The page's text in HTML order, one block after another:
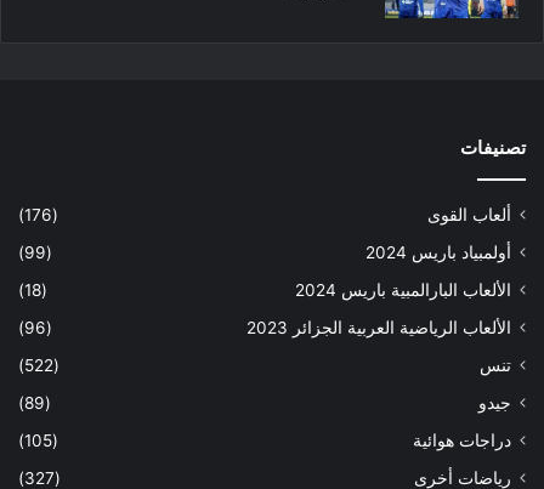
تصنيفات
ألعاب القوى
(176)
أولمبياد باريس 2024
(99)
الألعاب البارالمبية باريس 2024
(18)
الألعاب الرياضية العربية الجزائر 2023
(96)
تنس
(522)
جيدو
(89)
دراجات هوائية
(105)
رياضات أخرى
(327)